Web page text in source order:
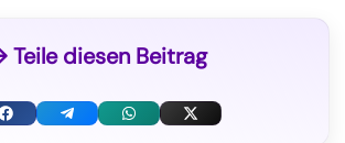
Teile diesen Beitrag
F
T
W
X